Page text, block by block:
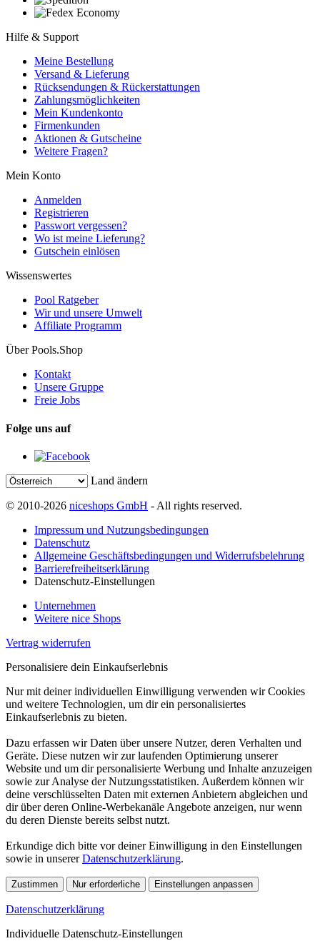
Hilfe & Support
Meine Bestellung
Versand & Lieferung
Rücksendungen & Rückerstattungen
Zahlungsmöglichkeiten
Mein Kundenkonto
Firmenkunden
Aktionen & Gutscheine
Weitere Fragen?
Mein Konto
Anmelden
Registrieren
Passwort vergessen?
Wo ist meine Lieferung?
Gutschein einlösen
Wissenswertes
Pool Ratgeber
Wir und unsere Umwelt
Affiliate Programm
Über Pools.Shop
Kontakt
Unsere Gruppe
Freie Jobs
Folge uns auf
Land ändern
© 2010-2026 niceshops GmbH - All rights reserved.
Impressum und Nutzungsbedingungen
Datenschutz
Allgemeine Geschäftsbedingungen und Widerrufsbelehrung
Barrierefreiheitserklärung
Datenschutz-Einstellungen
Unternehmen
Weitere nice Shops
Vertrag widerrufen
Personalisiere dein Einkaufserlebnis
Nur mit deiner individuellen Einwilligung verwenden wir Cookies
und weitere Technologien, um dir ein personalisiertes
Einkaufserlebnis zu bieten.
Dazu erfassen wir Daten über unsere Nutzer, deren Verhalten und
Geräte. Diese nutzen wir zur laufenden Optimierung unserer
Website und um dir personalisierte Werbung und Inhalte anzuzeigen
sowie zur Analyse der Nutzungsstatistiken. Außerdem können wir
deine verschlüsselten Daten mit externen Anbietern abgleichen und
dir über deren Online-Werbekanäle Angebote anzeigen, nur wenn
du deren Dienste bereits selbst nutzt.
Erkundige dich bitte vor deiner Einwilligung in den Einstellungen
sowie in unsererDatenschutzerklärung.
Zustimmen Nur erforderliche Einstellungen anpassen
Datenschutzerklärung
Individuelle Datenschutz-Einstellungen